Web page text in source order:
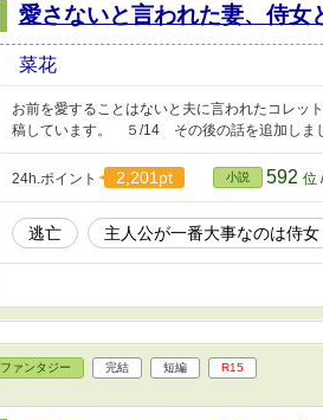
愛さないと言われた妻、侍女
菜花
お前を愛することはないと夫に言われたコレッ
稿しています。 ５/14 その後の話を追加しま
24h.ポイント 2,201pt 小説 592 位
逃亡 主人公が一番大事なのは侍女
ファンタジー 完結 短編 R15